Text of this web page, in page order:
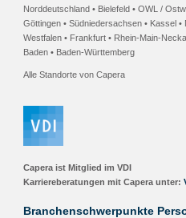
Norddeutschland • Bielefeld • OWL /
Göttingen • Südniedersachsen• Kassel •
Westfalen • Frankfurt • Rhein-Main-
Baden• Baden-Württemberg
Alle Standorte von Capera
Capera ist Mitglied im VDI
Karriereberatungen mit Capera unter:
Branchenschwerpunkte